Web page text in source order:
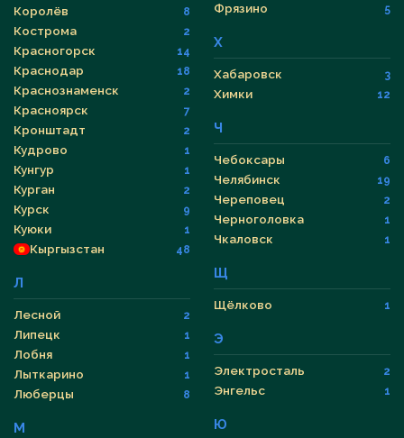
Королёв 8
Кострома 2
Красногорск 14
Краснодар 18
Краснознаменск 2
Красноярск 7
Кронштадт 2
Кудрово 1
Кунгур 1
Курган 2
Курск 9
Куюки 1
Кыргызстан 48
Л
Лесной 2
Липецк 1
Лобня 1
Лыткарино 1
Люберцы 8
М
Фрязино 5
Х
Хабаровск 3
Химки 12
Ч
Чебоксары 6
Челябинск 19
Череповец 2
Черноголовка 1
Чкаловск 1
Щ
Щёлково 1
Э
Электросталь 2
Энгельс 1
Ю